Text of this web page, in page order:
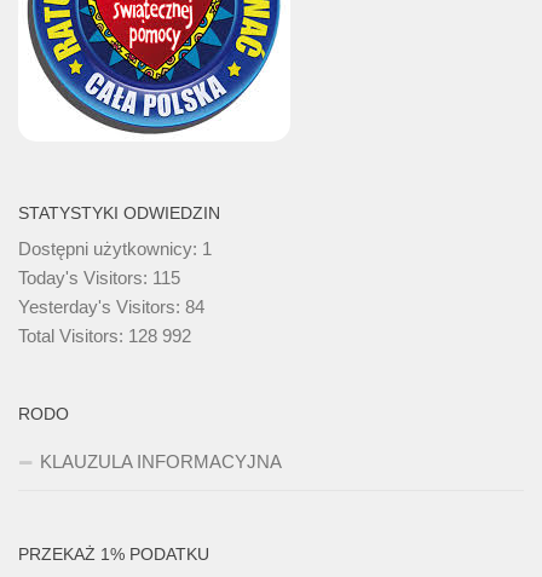
STATYSTYKI ODWIEDZIN
Dostępni użytkownicy: 1
Today's Visitors: 115
Yesterday's Visitors: 84
Total Visitors: 128 992
RODO
KLAUZULA INFORMACYJNA
PRZEKAŻ 1% PODATKU